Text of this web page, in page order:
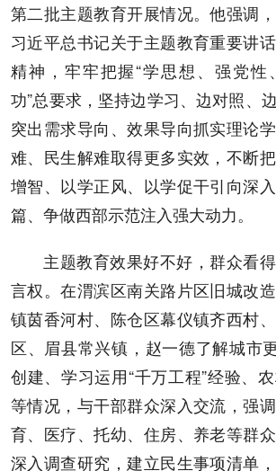
第二批主题教育开展情况。他强调
习近平总书记关于主题教育重要讲
精神，牢牢把握“学思想、强党性
功”总要求，坚持边学习、边对照、
突出需求导向、效果导向抓实理论
难、民生解难取得更多实效，不断
增智、以学正风、以学促干引向深
篇、争做西部示范注入强大动力。
主题教育效果好不好，群众看
言权。在渭滨区南关路片区旧城改
镇茵香河村、陈仓区幕仪镇齐西村
区、眉县常兴镇，赵一德了解城市
创建、学习运用“千万工程”经验、
等情况，与干部群众深入交流，强
育、医疗、托幼、住房、养老等群
深入调查研究，建立民生事项清单